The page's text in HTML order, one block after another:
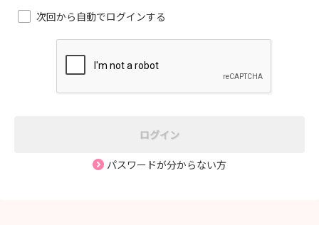
次回から自動でログインする
ログイン
パスワードが分からない方